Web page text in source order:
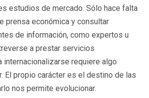
estudios de mercado. Sólo hace falta
prensa económica y consultar
de información, como expertos u
a prestar servicios
internacionalizarse requiere algo
El propio carácter es el destino de las
nos permite evolucionar.